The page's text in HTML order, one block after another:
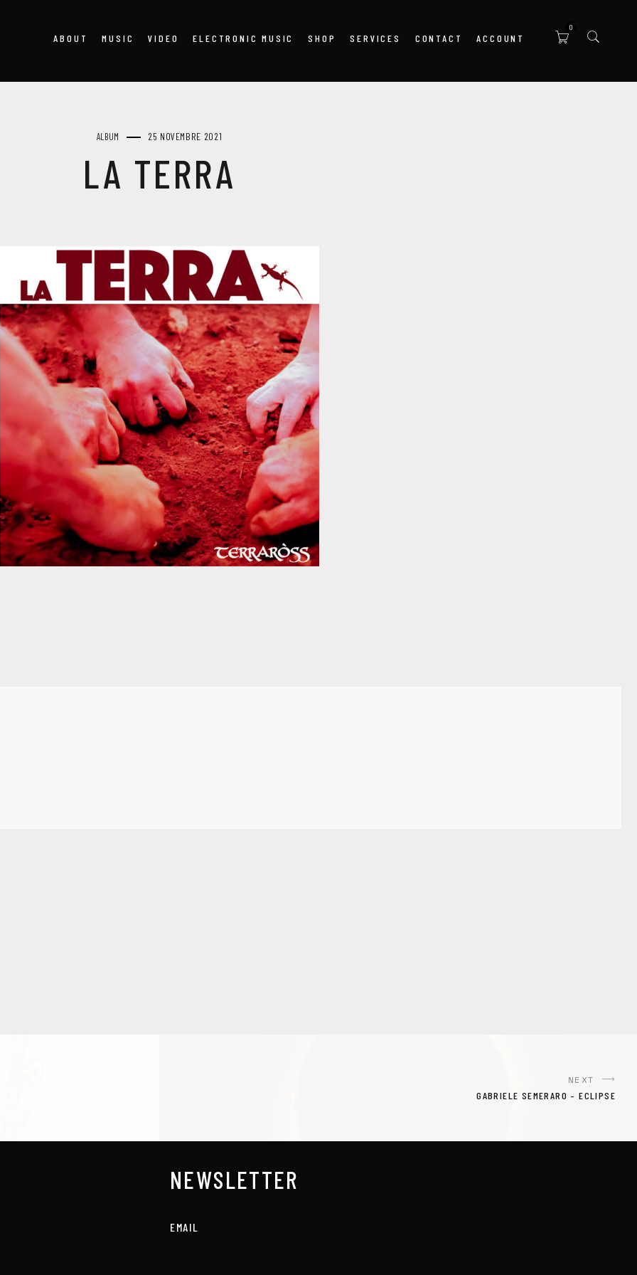
0
ABOUT MUSIC VIDEO ELECTRONIC MUSIC SHOP SERVICES CONTACT ACCOUNT
ALBUM 25 NOVEMBRE 2021
LA TERRA
NEXT
GABRIELE SEMERARO – ECLIPSE
NEWSLETTER
EMAIL